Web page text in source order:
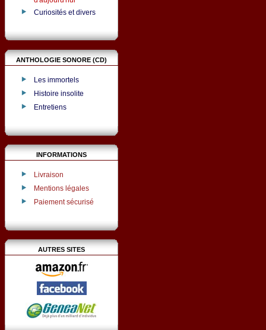
Curiosités et divers
ANTHOLOGIE SONORE (CD)
Les immortels
Histoire insolite
Entretiens
INFORMATIONS
Livraison
Mentions légales
Paiement sécurisé
AUTRES SITES